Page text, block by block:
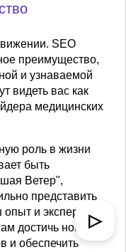
SEO
преимущество,
и узнаваемой
видеть вас как
медицинских
роль в жизни
быть
Ветер",
представить
и экспертиза в
достичь новых
и обеспечить
▷